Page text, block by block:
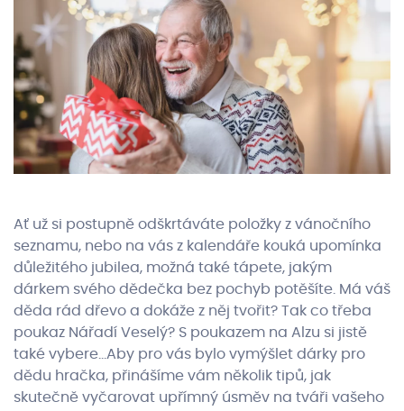
Ať už si postupně odškrtáváte položky z vánočního
seznamu, nebo na vás z kalendáře kouká upomínka
důležitého jubilea, možná také tápete, jakým
dárkem svého dědečka bez pochyb potěšíte. Má váš
děda rád dřevo a dokáže z něj tvořit? Tak co třeba
poukaz Nářadí Veselý? S poukazem na Alzu si jistě
také vybere...Aby pro vás bylo vymýšlet dárky pro
dědu hračka, přinášíme vám několik tipů, jak
skutečně vyčarovat upřímný úsměv na tváři vašeho